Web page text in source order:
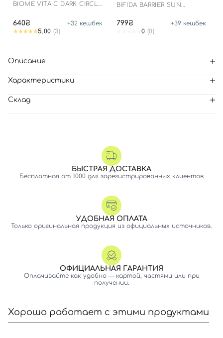
BIOME VITA C DARK CIRCLE
640₴ +32 кешбек
5.00 (3)
BIFIDA BARRIER SUN
799₴ +39 кешбек
0 (0)
Описание
Характеристики
Склад
БЫСТРАЯ ДОСТАВКА
Бесплатная от 1000 для зарегистрированных клиентов
УДОБНАЯ ОПЛАТА
Только оригинальная продукция из официальных источников.
ОФИЦИАЛЬНАЯ ГАРАНТИЯ
Оплачивайте как удобно — картой, частями или при
получении.
Хорошо работает с этими продуктами